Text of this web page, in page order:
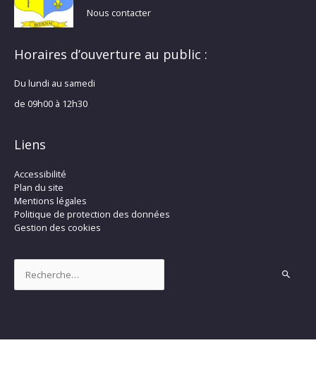
Nous contacter
Horaires d’ouverture au public :
Du lundi au samedi
de 09h00 à 12h30
Liens
Accessibilité
Plan du site
Mentions légales
Politique de protection des données
Gestion des cookies